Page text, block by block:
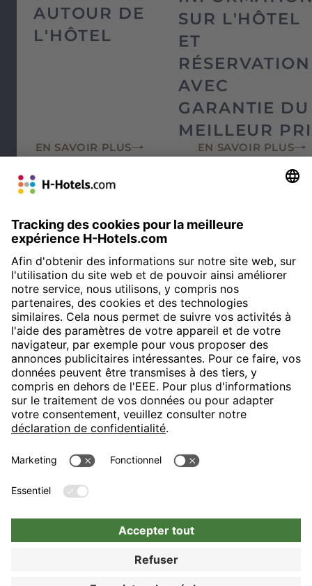
AUTOUR DE
L'HÔTEL
EN SAVOIR PLUS
SUR L'HÔTEL
ET
RÉSERVATION
AVEC
GARANTIE DU
MEILLEUR
EN SAVOIR PLUS
H-Hotels.com sponsorise le club de football suivant
Suivez les nouveautés et informations de H-Hotels.com sur les